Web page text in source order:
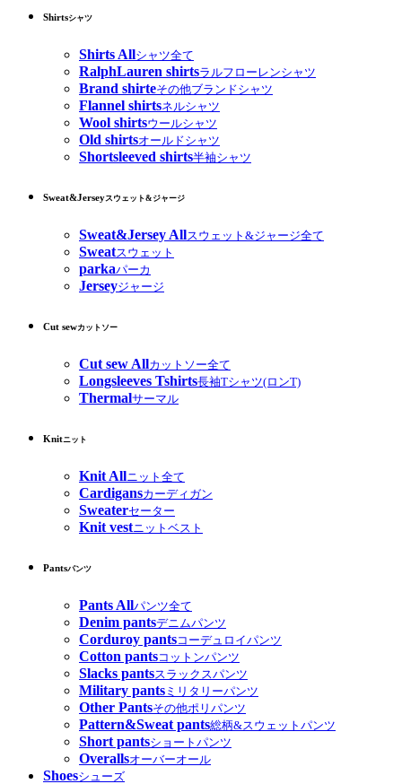
Shirtsシャツ
Shirts Allシャツ全て
RalphLauren shirtsラルフローレンシャツ
Brand shirteその他ブランドシャツ
Flannel shirtsネルシャツ
Wool shirtsウールシャツ
Old shirtsオールドシャツ
Shortsleeved shirts半袖シャツ
Sweat&Jerseyスウェット&ジャージ
Sweat&Jersey Allスウェット&ジャージ全て
Sweatスウェット
parkaパーカ
Jerseyジャージ
Cut sewカットソー
Cut sew Allカットソー全て
Longsleeves Tshirts長袖Tシャツ(ロンT)
Thermalサーマル
Knitニット
Knit Allニット全て
Cardigansカーディガン
Sweaterセーター
Knit vestニットベスト
Pantsパンツ
Pants Allパンツ全て
Denim pantsデニムパンツ
Corduroy pantsコーデュロイパンツ
Cotton pantsコットンパンツ
Slacks pantsスラックスパンツ
Military pants ミリタリーパンツ
Other Pantsその他ポリパンツ
Pattern&Sweat pants総柄&スウェットパンツ
Short pantsショートパンツ
Overallsオーバーオール
Shoesシューズ